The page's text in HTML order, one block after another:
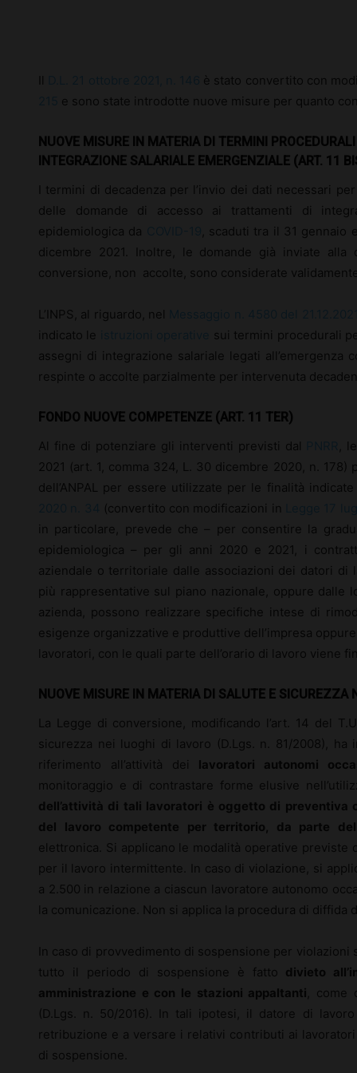
è stato convertito con
e sono state introdotte nuove misure per quanto
NUOVE MISURE IN MATERIA DI TERMINI
INTEGRAZIONE SALARIALE EMERGENZIALE (ART. 11
I termini di decadenza per l’invio dei dati necessari
delle domande di accesso ai trattamenti di
epidemiologica da
, scaduti tra il 31
dicembre 2021. Inoltre, le domande già inviate
conversione, non accolte, sono considerate
L’INPS, al riguardo, nel
indicato le
sui termini procedurali
assegni di integrazione salariale legati all’emergenza
respinte o accolte parzialmente per intervenuta
FONDO NUOVE COMPETENZE (ART. 11 TER)
Al fine di potenziare gli interventi previsti dal
,
2021 (art. 1, comma 324, L. 30 dicembre 2020, n.
dell’ANPAL per essere utilizzate per le finalità
(convertito con modificazioni in
in particolare, prevede che – per consentire la
epidemiologica – per gli anni 2020 e 2021, i
aziendale o territoriale dalle associazioni dei datori
più rappresentative sul piano nazionale, oppure dalle
azienda, possono realizzare specifiche intese di
esigenze organizzative e produttive dell’impresa
lavoratori, con le quali parte dell’orario di lavoro viene
NUOVE MISURE IN MATERIA DI SALUTE E SICUREZZA
La Legge di conversione, modificando l’art. 14 del
sicurezza nei luoghi di lavoro (D.Lgs. n. 81/2008),
riferimento all’attività dei
lavoratori autonomi
monitoraggio e di contrastare forme elusive
dell’attività di tali lavoratori è oggetto di preventiva
del lavoro competente per territorio, da parte
elettronica. Si applicano le modalità operative previste
per il lavoro intermittente. In caso di violazione, si
a 2.500 in relazione a ciascun lavoratore autonomo
la comunicazione. Non si applica la procedura di diffida
In caso di provvedimento di sospensione per
tutto il periodo di sospensione è fatto divieto
amministrazione e con le stazioni appaltanti ,
(D.Lgs. n. 50/2016). In tali ipotesi, il datore di
retribuzione e a versare i relativi contributi ai
di sospensione.